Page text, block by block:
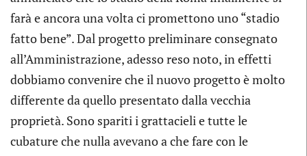
farà e ancora una volta ci promettono uno “stadio
fatto bene”. Dal progetto preliminare consegnato
all’Amministrazione, adesso reso noto, in effetti
dobbiamo convenire che il nuovo progetto è molto
differente da quello presentato dalla vecchia
proprietà. Sono spariti i grattacieli e tutte le
cubature che nulla avevano a che fare con le